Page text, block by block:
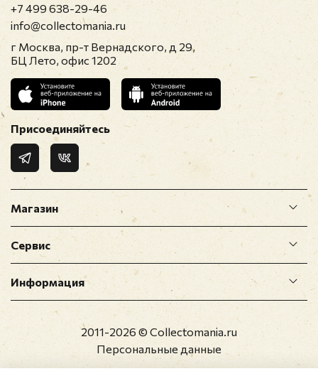
Магазин
Сервис
Информация
+7 499 638-29-46
info@collectomania.ru
г Москва, пр-т Вернадского, д 29,
БЦ Лето, офис 1202
Присоединяйтесь
2011-2026 © Collectomania.ru
Персональные данные